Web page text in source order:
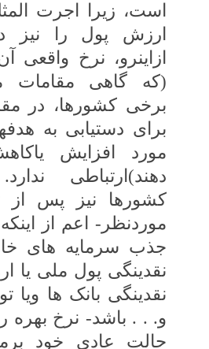
است، زیرا اجرت
ارزش پول را نیز
ازاین‏رو، نرخ واقعی
(که گاهی مقامات
برخی‏ کشورها، در
برای دستیابی به‏
مورد افزایش
‏دهند)ارتباطی
کشورها نیز پس
موردنظر- اعم از
جذب سرمایه ‏های
نقدینگی پول ملی یا
نقدینگی‏ بانک‏ ها ویا
و. . . باشد- نرخ بهره
حالت‏ عادی خود